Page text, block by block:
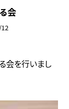
会
会を行いまし